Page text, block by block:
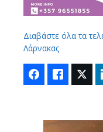
Διαβάστε όλα τα
Λάρνακας
FacebookLike